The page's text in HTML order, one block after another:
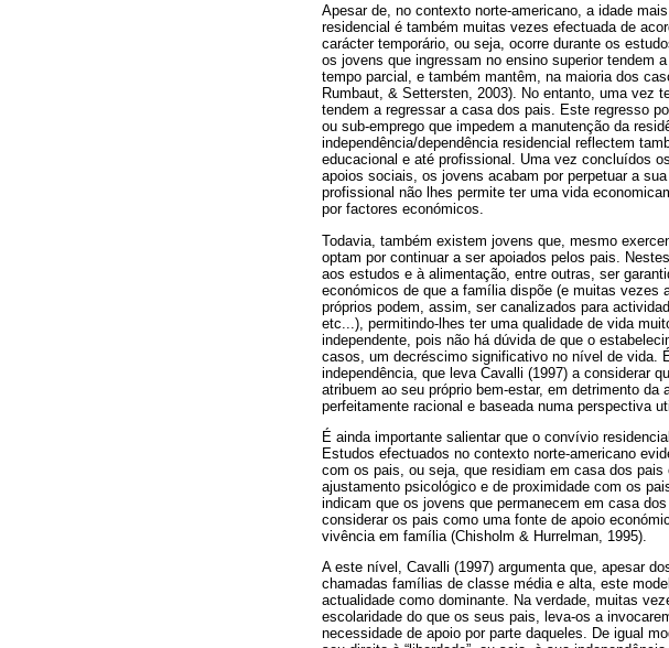
Apesar de, no contexto norte-americano, a idade
residencial é também muitas vezes efectuada de
carácter temporário, ou seja, ocorre durante os
os jovens que ingressam no ensino superior tendem
tempo parcial, e também mantêm, na maioria dos
Rumbaut, & Settersten, 2003). No entanto, uma vez
tendem a regressar a casa dos pais. Este regresso
ou sub-emprego que impedem a manutenção da
independência/dependência residencial reflectem
educacional e até profissional. Uma vez concluídos
apoios sociais, os jovens acabam por perpetuar a
profissional não lhes permite ter uma vida
por factores económicos.
Todavia, também existem jovens que, mesmo
optam por continuar a ser apoiados pelos pais.
aos estudos e à alimentação, entre outras, ser
económicos de que a família dispõe (e muitas vezes
próprios podem, assim, ser canalizados para
etc...), permitindo-lhes ter uma qualidade de vida
independente, pois não há dúvida de que o
casos, um decréscimo significativo no nível de vida.
independência, que leva Cavalli (1997) a considerar
atribuem ao seu próprio bem-estar, em detrimento
perfeitamente racional e baseada numa perspectiva
É ainda importante salientar que o convívio
Estudos efectuados no contexto norte-americano
com os pais, ou seja, que residiam em casa dos
ajustamento psicológico e de proximidade com os
indicam que os jovens que permanecem em casa
considerar os pais como uma fonte de apoio
vivência em família (Chisholm & Hurrelman, 1995).
A este nível, Cavalli (1997) argumenta que, apesar
chamadas famílias de classe média e alta, este
actualidade como dominante. Na verdade, muitas
escolaridade do que os seus pais, leva-os a
necessidade de apoio por parte daqueles. De igual